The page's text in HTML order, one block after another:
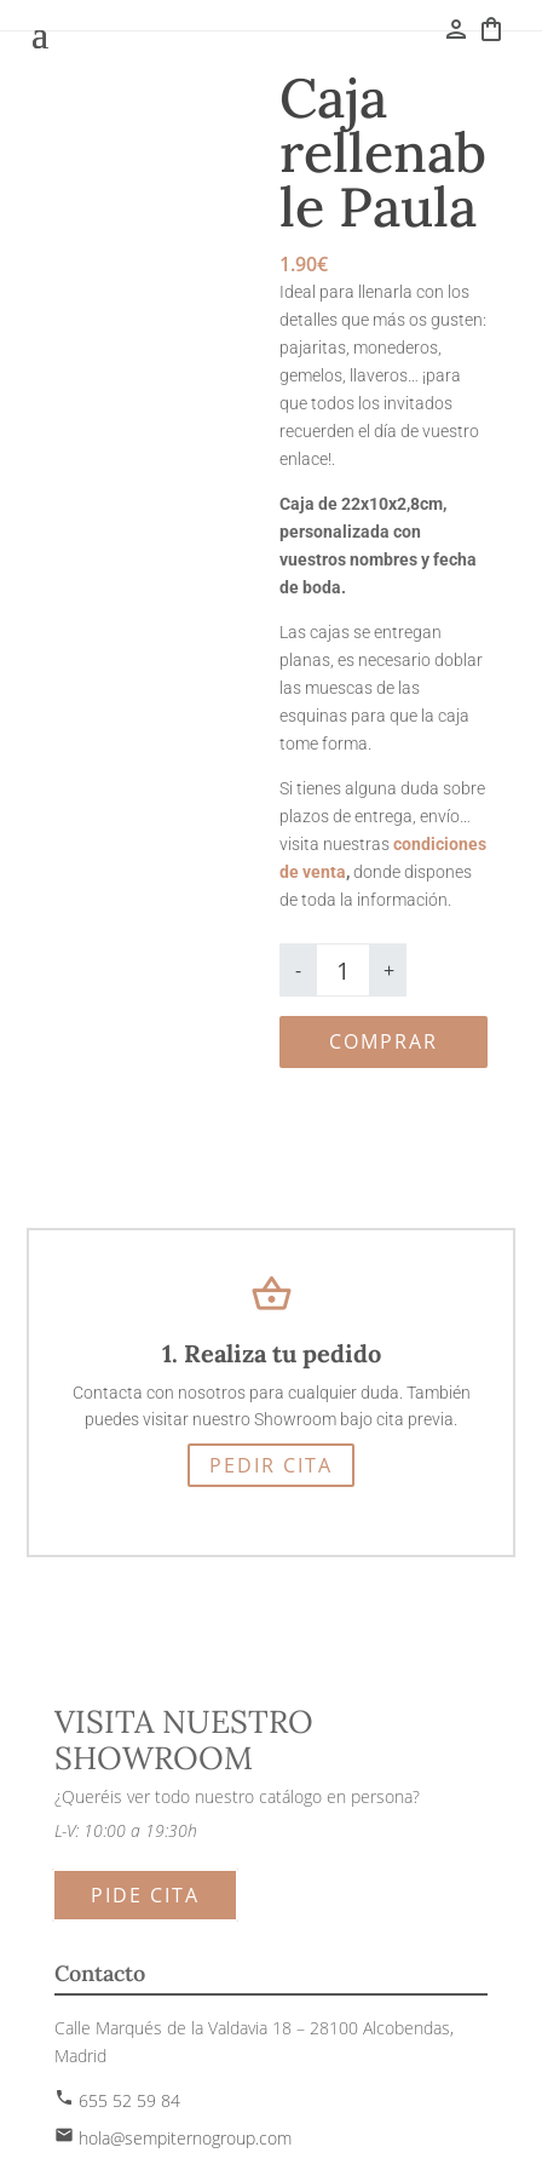
person shopping_bag
Caja
rellenab
le Paula
1.90€
Ideal para llenarla con los
detalles que más os gusten:
pajaritas, monederos,
gemelos, llaveros… ¡para
que todos los invitados
recuerden el día de vuestro
enlace!.
Caja de 22x10x2,8cm,
personalizada con
vuestros nombres y fecha
de boda.
Las cajas se entregan
planas, es necesario doblar
las muescas de las
esquinas para que la caja
tome forma.
Si tienes alguna duda sobre
plazos de entrega, envío…
visita nuestrascondiciones
de venta,donde dispones
de toda la información.
-
Caja
rellenable
Paula
cantidad
+
COMPRAR
shopping_basket
1. Realiza tu pedido
Contacta con nosotros para cualquier duda. También
puedes visitar nuestro Showroom bajo cita previa.
PEDIR CITA
VISITA NUESTRO
SHOWROOM
¿Queréis ver todo nuestro catálogo en persona?
L-V: 10:00 a 19:30h
PIDE CITA
Contacto
Calle Marqués de la Valdavia 18 – 28100 Alcobendas,
Madrid
phone 655 52 59 84
email hola@sempiternogroup.com